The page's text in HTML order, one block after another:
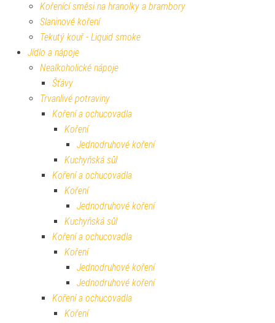
Kořenící směsi na hranolky a brambory
Slaninové koření
Tekutý kouř - Liquid smoke
Jídlo a nápoje
Nealkoholické nápoje
Šťávy
Trvanlivé potraviny
Koření a ochucovadla
Koření
Jednodruhové koření
Kuchyňská sůl
Koření a ochucovadla
Koření
Jednodruhové koření
Kuchyňská sůl
Koření a ochucovadla
Koření
Jednodruhové koření
Jednodruhové koření
Koření a ochucovadla
Koření